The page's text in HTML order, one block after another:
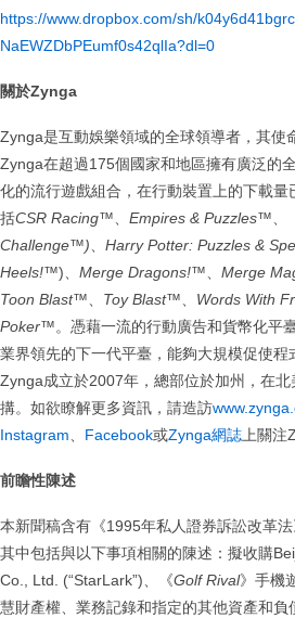
https://www.dropbox.com/sh/
NaEWZDbPEumf0s42qlIa?dl=0
關於Zynga
Zynga是互動娛樂領域的全球領導者，其使
Zynga在超過175個國家和地區擁有廣泛的
化的流行遊戲組合，在行動裝置上的下載
括CSR Racing™、 Empires & Puzzles™、
Challenge™)、 Harry Potter: Puzzles &
Heels!™)、 Merge Dragons!™、 Merge
Toon Blast™、 Toy Blast™、 Words With
Poker™。憑藉一流的行動廣告和貨幣化平
業界領先的下一代平臺，能夠大規模促使程
Zynga成立於2007年，總部位於加州，在
搆。如欲瞭解更多資訊，請造訪
Instagram、 Facebook或Zynga網誌上關注
前瞻性陳述
本新聞稿含有《1995年私人證券訴訟改革法
其中包括與以下事項相關的陳述：擬收購
Co., Ltd. (“StarLark”)、《Golf Rival》手機
慧財產權、業務記錄和指定的其他資產和負